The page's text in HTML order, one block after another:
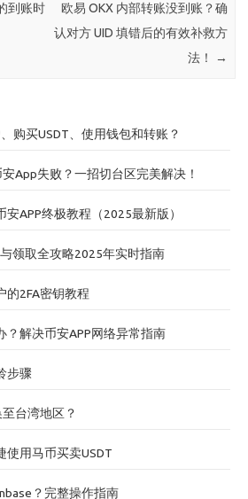
到账时
欧易 OKX 内部转账没到账？确
认对方 UID 填错后的有效补救方
法！
→
购买USDT、使用钱包和转账？
App失败？一招切台区完美解决！
安APP终极教程（2025最新版）
领取全攻略2025年实时指南
的2FA密钥教程
？解决币安APP网络异常指南
步骤
台湾地区？
使用马币买卖USDT
？完整操作指南